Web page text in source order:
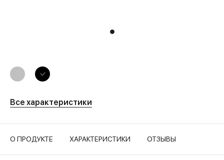
Все характеристики
О ПРОДУКТЕ ХАРАКТЕРИСТИКИ ОТЗЫВЫ